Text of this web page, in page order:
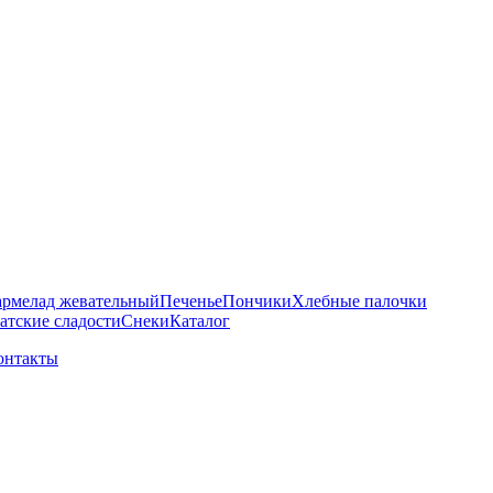
жевательныйПеченьеПончикиХлебные палочки
сладостиСнекиКаталог